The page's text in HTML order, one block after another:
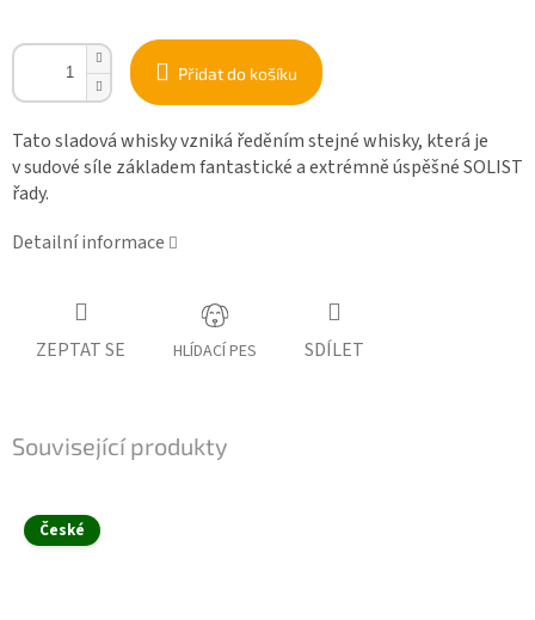
Přidat do košíku
Tato sladová whisky vzniká ředěním stejné whisky, která je
v sudové síle základem fantastické a extrémně úspěšné SOLIST
řady.
Detailní informace
ZEPTAT SE HLÍDACÍ PES SDÍLET
Související produkty
České